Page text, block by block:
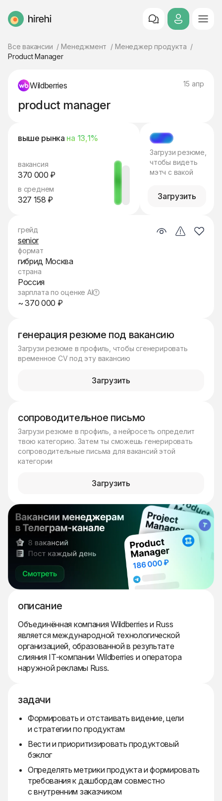
HireHi
Все вакансии Менеджмент
Менеджер продукта
Product Manager
Wildberries 15 апр
product manager
выше рынка на 13,1%
вакансия
370 000 ₽
в среднем
327 158 ₽
МЭТЧ
Загрузи резюме,
чтобы видеть
мэтч с вакой
Загрузить
генерация резюме под вакансию
Загрузи резюме в профиль, чтобы сгенерировать
временное CV под эту вакансию
Загрузить
сопроводительное письмо
Загрузи резюме в профиль, а нейросеть определит
твою категорию. Затем ты сможешь генерировать
сопроводительные письма для вакансий этой
категории
Загрузить
описание
Объединённая компания Wildberries и Russ
является международной технологической
организацией, образованной в результате
слияния IT-компании Wildberries и оператора
наружной рекламы Russ.
задачи
Формировать и отстаивать видение, цели
и стратегии по продуктам
Вести и приоритизировать продуктовый
бэклог
Определять метрики продукта и формировать
требования к дашбордам совместно
с внутренним заказчиком
грейд
senior
формат
гибрид Москва
страна
Россия
зарплата по оценке AI
~ 370 000 ₽